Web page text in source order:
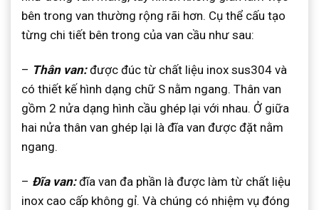
bên trong van thường rộng rãi hơn. Cụ thể cấu tạo
từng chi tiết bên trong của van cầu như sau:
– Thân van:được đúc từ chất liệu inox sus304 và
có thiết kế hình dạng chữ S nằm ngang. Thân van
gồm 2 nửa dạng hình cầu ghép lại với nhau. Ở giữa
hai nửa thân van ghép lại là đĩa van được đặt nằm
ngang.
– Đĩa van:đĩa van đa phần là được làm từ chất liệu
inox cao cấp không gỉ. Và chúng có nhiệm vụ đóng